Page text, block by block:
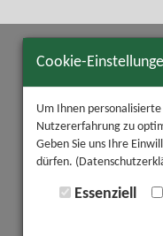
Cookie-
Um Ihnen
Nutzererfahrung zu
Geben Sie uns Ihre
dürfen.
Essenziell